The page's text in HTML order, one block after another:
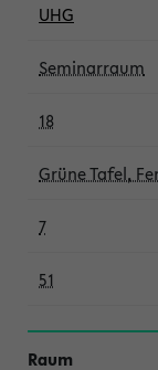
UHG
Seminarraum
18
Grüne Tafel,
7
51